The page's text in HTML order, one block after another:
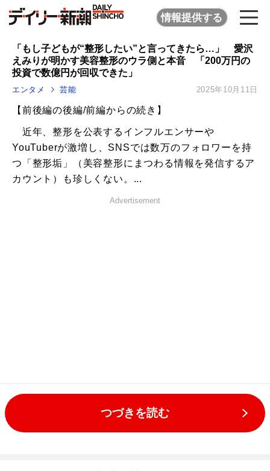
情報提供する
「もし子どもが“整形したい”と言ってきたら…」 愛沢
えみりが明かす美容整形のウラ側と本音 「200万円の
投資で数億円が回収できた」
エンタメ 芸能 2025年10月11日
【前後編の後編/前編からの続き】
近年、整形を公表するインフルエンサーや
YouTuberが激増し、SNSでは数万のフォロワーを持
つ「整形垢」（美容整形にまつわる情報を発信するア
カウント）も珍しくない。...
Advertisement
つづきを読む